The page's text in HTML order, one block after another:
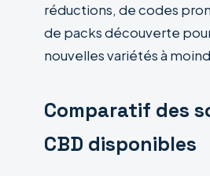
réductions, de codes
de packs découverte
nouvelles variétés à
Comparatif des
CBD disponibles